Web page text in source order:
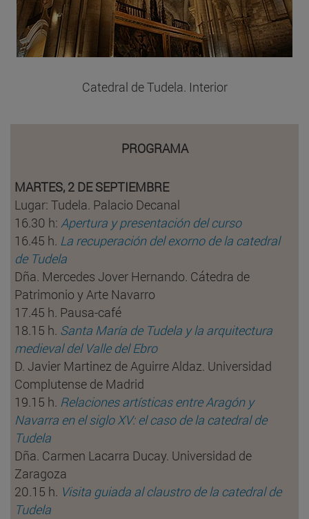
Catedral de Tudela. Interior
PROGRAMA
MARTES, 2 DE SEPTIEMBRE
Lugar: Tudela. Palacio Decanal
16.30 h: Apertura y presentación del curso
16.45 h. La recuperación del exorno de la catedral
de Tudela
Dña. Mercedes Jover Hernando. Cátedra de
Patrimonio y Arte Navarro
17.45 h. Pausa-café
18.15 h. Santa María de Tudela y la arquitectura
medieval del Valle del Ebro
D. Javier Martinez de Aguirre Aldaz. Universidad
Complutense de Madrid
19.15 h. Relaciones artísticas entre Aragón y
Navarra en el siglo XV: el caso de la catedral de
Tudela
Dña. Carmen Lacarra Ducay. Universidad de
Zaragoza
20.15 h. Visita guiada al claustro de la catedral de
Tudela